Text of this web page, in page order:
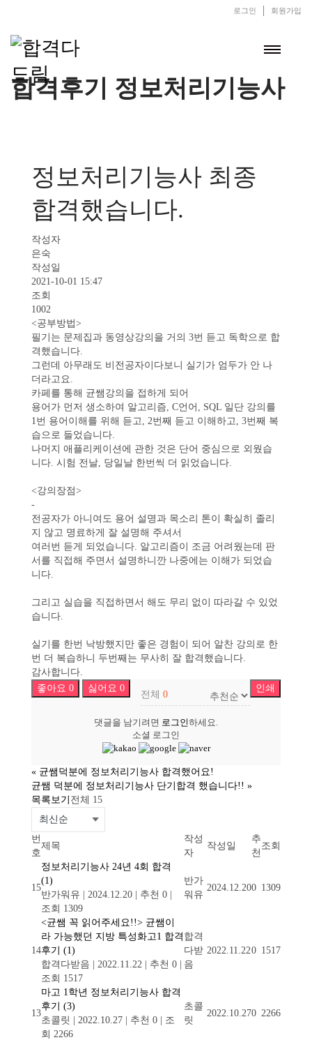
로그인 회원가입
합격후기 정보처리기능사
정보처리기능사 최종
합격했습니다.
작성자
은숙
작성일
2021-10-01 15:47
조회
1002
<공부방법>
필기는 문제집과 동영상강의을 거의 3번 듣고 독학으로 합
격했습니다.
그런데 아무래도 비전공자이다보니 실기가 엄두가 안 나
더라고요.
카페를 통해 균쌤강의을 접하게 되어
용어가 먼저 생소하여 알고리즘, C언어, SQL 일단 강의를
1번 용어이해를 위해 듣고, 2번째 듣고 이해하고, 3번째 복
습으로 들었습니다.
나머지 애플리케이션에 관한 것은 단어 중심으로 외웠습
니다. 시험 전날, 당일날 한번씩 더 읽었습니다.
<강의장점>
-
전공자가 아니여도 용어 설명과 목소리 톤이 확실히 졸리
지 않고 명료하게 잘 설명해 주셔서
여러번 듣게 되었습니다. 알고리즘이 조금 어려웠는데 판
서를 직접해 주면서 설명하니깐 나중에는 이해가 되었습
니다.
그리고 실습을 직접하면서 해도 무리 없이 따라갈 수 있었
습니다.
실기를 한번 낙방했지만 좋은 경험이 되어 알찬 강의로 한
번 더 복습하니 두번째는 무사히 잘 합격했습니다.
감사합니다.
좋아요 0 싫어요 0 인쇄
전체 0
댓글을 남기려면 로그인하세요.
소셜 로그인
« 균쌤덕분에 정보처리기능사 합격했어요!
균쌤 덕분에 정보처리기능사 단기합격 했습니다!! »
목록보기 전체 15
번
호
제목
작성
자
작성일
추
천
조회
15
정보처리기능사 24년 4회 합격
(1)
반가워유
2024.12.20 추천 0
조회 1309
반가
워유
2024.12.200 1309
14
<균쌤 꼭 읽어주세요!!> 균쌤이
라 가능했던 지방 특성화고1 합격
후기 (1)
합격다받음
2022.11.22 추천 0
조회 1517
합격
다받
음
2022.11.220 1517
13
마고 1학년 정보처리기능사 합격
후기 (3)
초콜릿
2022.10.27 추천 0
조
회 2266
초콜
릿
2022.10.270 2266